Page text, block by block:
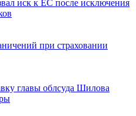
иск к ЕС после исключения
при страховании
главы облсуда Шилова